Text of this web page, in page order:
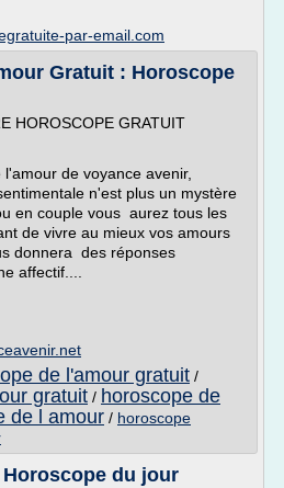
par-email.com
Gratuit : Horoscope
HOROSCOPE GRATUIT
de voyance avenir,
n'est plus un mystère
en couple vous aurez tous les
de vivre au mieux vos amours
donnera des réponses
affectif....
de l'amour gratuit /
gratuit / horoscope de
de l amour / horoscope
Horoscope du jour